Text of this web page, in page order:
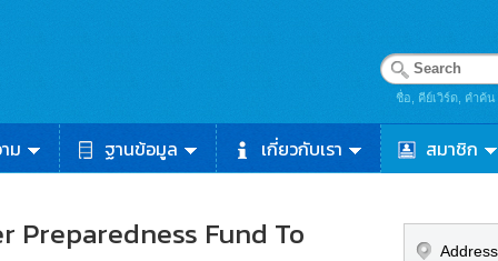
ชื่อ, คีย์เวิร์ด, คำค้น
ม ฐานข้อมูล เกี่ยวกับเรา สมาชิก
Preparedness Fund To